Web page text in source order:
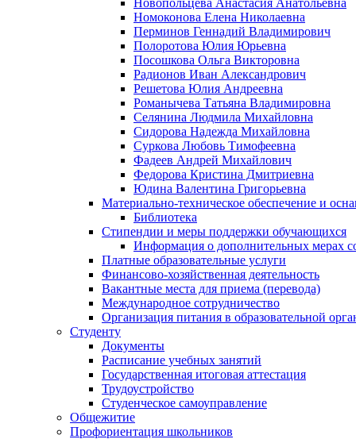
Новопольцева Анастасия Анатольевна
Номоконова Елена Николаевна
Перминов Геннадий Владимирович
Полоротова Юлия Юрьевна
Посошкова Ольга Викторовна
Радионов Иван Александрович
Решетова Юлия Андреевна
Романычева Татьяна Владимировна
Селянина Людмила Михайловна
Сидорова Надежда Михайловна
Суркова Любовь Тимофеевна
Фадеев Андрей Михайлович
Федорова Кристина Дмитриевна
Юдина Валентина Григорьевна
Материально-техническое обеспечение и
Библиотека
Стипендии и меры поддержки обучающихся
Информация о дополнительных мерах
Платные образовательные услуги
Финансово-хозяйственная деятельность
Вакантные места для приема (перевода)
Международное сотрудничество
Организация питания в образовательной
Студенту
Документы
Расписание учебных занятий
Государственная итоговая аттестация
Трудоустройство
Студенческое самоуправление
Общежитие
Профориентация школьников